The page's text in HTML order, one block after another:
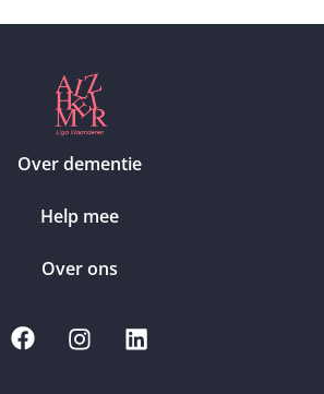
Over dementie
Help mee
Over ons